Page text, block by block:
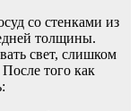
со стенками из
толщины.
свет, слишком
того как